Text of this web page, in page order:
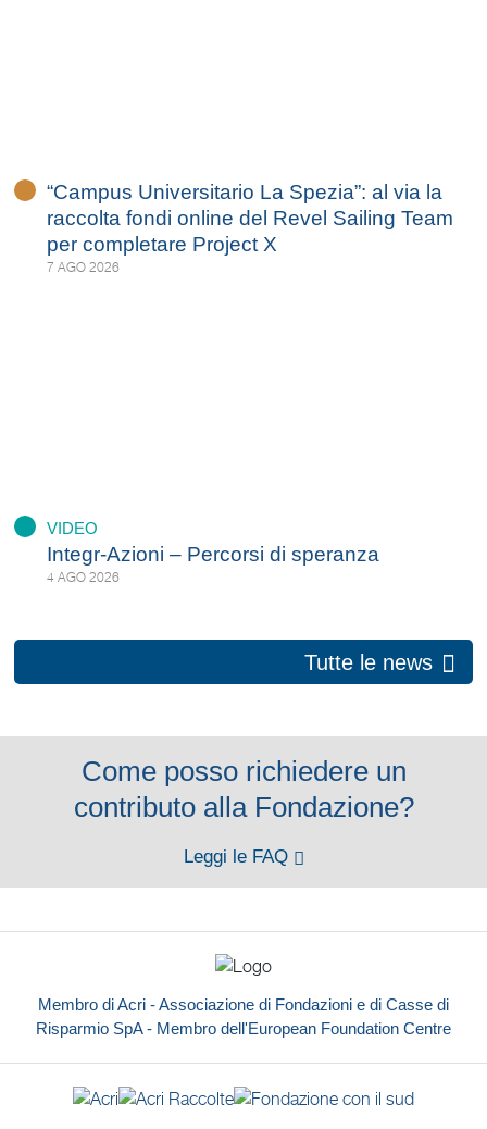
“Campus Universitario La Spezia”: al via la
raccolta fondi online del Revel Sailing Team
per completare Project X
7 AGO 2026
VIDEO
Integr-Azioni – Percorsi di speranza
4 AGO 2026
Tutte le news
Come posso richiedere un
contributo alla Fondazione?
Leggi le FAQ
Membro di Acri - Associazione di Fondazioni e di Casse di
Risparmio SpA - Membro dell'European Foundation Centre